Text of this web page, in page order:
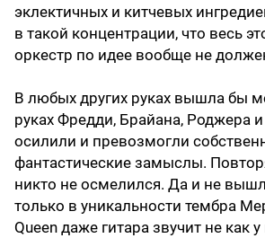
эклектичных и китчевых
в такой концентрации, что весь
оркестр по идее вообще не
В любых других руках вышла бы
руках Фредди, Брайана, Роджера
осилили и превозмогли
фантастические замыслы.
никто не осмелился. Да и не
только в уникальности тембра
Queen даже гитара звучит не как